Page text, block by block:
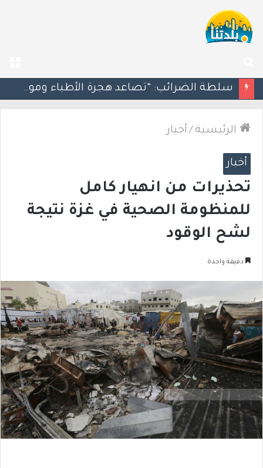
عن
مسؤول إسرائيلي: الحكومة اللبنانية وافقت على وجود الجيش الإسرائيلي داخل أراضيها
الرئيسية / أخبار
أخبار
تحذيرات من انهيار كامل
للمنظومة الصحية في غزة نتيجة
لشح الوقود
دقيقة واحدة